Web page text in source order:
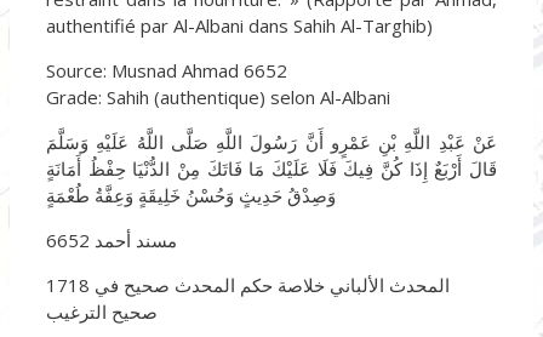
authentifié par Al-Albani dans Sahih Al-Targhib)
Source: Musnad Ahmad 6652
Grade: Sahih (authentique) selon Al-Albani
عَنْ عَبْدِ اللَّهِ بْنِ عَمْرٍو أَنَّ رَسُولَ اللَّهِ صَلَّى اللَّهُ عَلَيْهِ وَسَلَّمَ
قَالَ أَرْبَعٌ إِذَا كُنَّ فِيكَ فَلَا عَلَيْكَ مَا فَاتَكَ مِنْ الدُّنْيَا حِفْظُ أَمَانَةٍ
وَصِدْقُ حَدِيثٍ وَحُسْنُ خَلِيقَةٍ وَعِفَّةُ طُعْمَةٍ
6652 مسند أحمد
1718 المحدث الألباني خلاصة حكم المحدث صحيح في
صحيح الترغيب